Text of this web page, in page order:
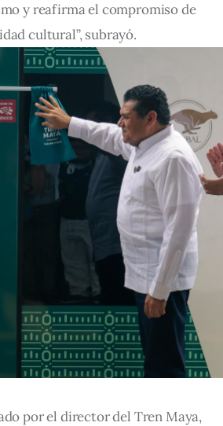
y reafirma el compromiso de
cultural”, subrayó.
por el director del Tren Maya,